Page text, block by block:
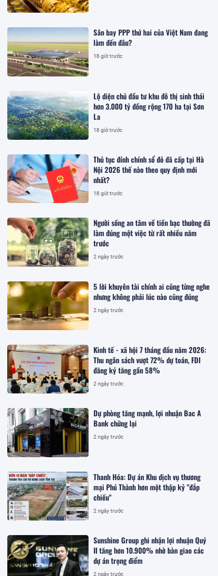
Sân bay PPP thứ hai của Việt Nam đang
làm đến đâu?
18 giờ trước
Lộ diện chủ đầu tư khu đô thị sinh thái
hơn 3.000 tỷ đồng rộng 170 ha tại Sơn
La
18 giờ trước
Thủ tục đính chính sổ đỏ đã cấp tại Hà
Nội 2026 thế nào theo quy định mới
nhất?
18 giờ trước
Người sống an tâm về tiền bạc thường đã
làm đúng một việc từ rất nhiều năm
trước
2 ngày trước
5 lời khuyên tài chính ai cũng từng nghe
nhưng không phải lúc nào cũng đúng
2 ngày trước
Kinh tế - xã hội 7 tháng đầu năm 2026:
Thu ngân sách vượt 72% dự toán, FDI
đăng ký tăng gần 58%
2 ngày trước
Dự phòng tăng mạnh, lợi nhuận Bac A
Bank chững lại
2 ngày trước
Thanh Hóa: Dự án Khu dịch vụ thương
mại Phú Thành hơn một thập kỷ "đắp
chiếu"
2 ngày trước
Sunshine Group ghi nhận lợi nhuận Quý
II tăng hơn 10.900% nhờ bàn giao các
dự án trọng điểm
2 ngày trước